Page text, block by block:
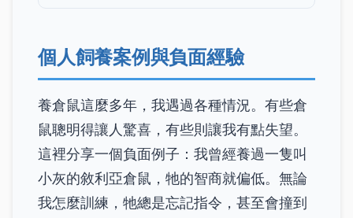
個人飼養案例與負面經驗
養倉鼠這麼多年，我遇過各種情況。有些倉
鼠聰明得讓人驚喜，有些則讓我有點失望。
這裡分享一個負面例子：我曾經養過一隻叫
小灰的敘利亞倉鼠，牠的智商就偏低。無論
我怎麼訓練，牠總是忘記指令，甚至會撞到